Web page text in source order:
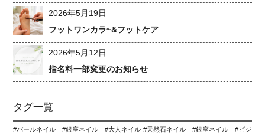
2026年5月19日
フットワンカラ~&フットケア
2026年5月12日
指名料一部変更のお知らせ
タグ一覧
#パールネイル #銀座ネイル #大人ネイル #天然石ネイル #銀座ネイル #ビジ